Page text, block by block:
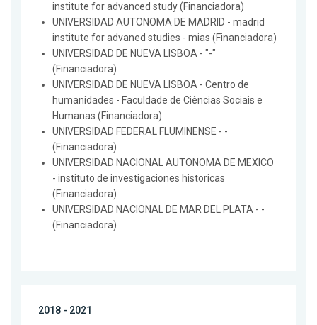
institute for advanced study (Financiadora)
UNIVERSIDAD AUTONOMA DE MADRID - madrid
institute for advaned studies - mias (Financiadora)
UNIVERSIDAD DE NUEVA LISBOA - "-"
(Financiadora)
UNIVERSIDAD DE NUEVA LISBOA - Centro de
humanidades - Faculdade de Ciências Sociais e
Humanas (Financiadora)
UNIVERSIDAD FEDERAL FLUMINENSE - -
(Financiadora)
UNIVERSIDAD NACIONAL AUTONOMA DE MEXICO
- instituto de investigaciones historicas
(Financiadora)
UNIVERSIDAD NACIONAL DE MAR DEL PLATA - -
(Financiadora)
2018 - 2021